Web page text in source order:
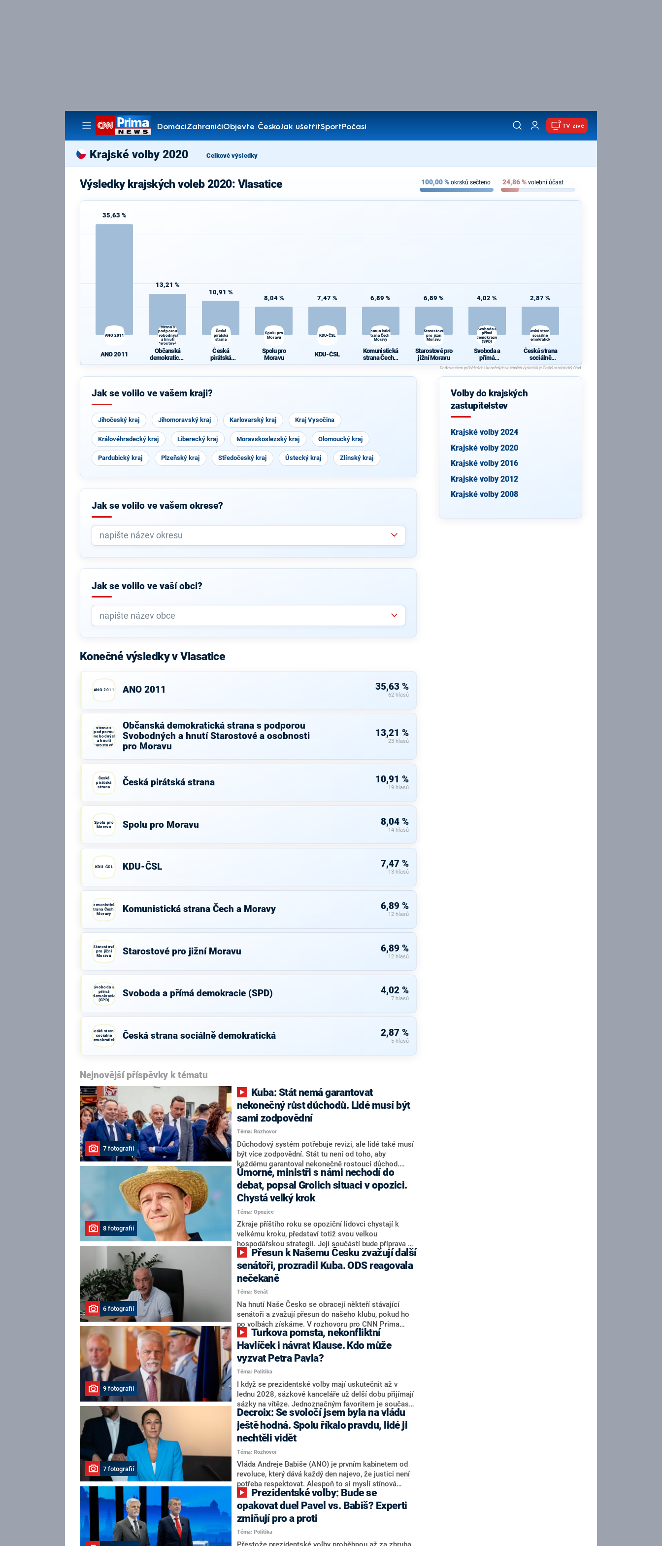
DomácíZahraničíObjevte ČeskoJak ušetřitSportPočasí
Pořady
TV živě
Krajské volby 2020 Celkové výsledky
Výsledky krajských voleb 2020: Vlasatice 100,00% okrsků sečteno 24,86% volební účast
35,63 %
ANO 2011
ANO 2011
13,21 %
strana s
podporou
Svobodných
a hnutí
Starostové a
osobnosti
pro Moravu
Občanská
demokratická
Svobodných a
Starostové a
10,91 %
Česká
pirátská
strana
Česká
pirátská
8,04 %
Spolu pro
Moravu
Spolu pro
Moravu
7,47 %
KDU-ČSL
KDU-ČSL
6,89 %
Komunistická
strana Čech a
Moravy
Komunistická
strana Čech a
Moravy
6,89 %
Starostové
pro jižní
Moravu
Starostové pro
jižní Moravu
4,02 %
Svoboda a
přímá
demokracie
(SPD)
Svoboda a
přímá
demokracie
(SPD)
2,87 %
Česká strana
sociálně
demokratická
Česká strana
sociálně
demokratická
Jak se volilo ve vašem kraji?
Jihočeský kraj Jihomoravský kraj Karlovarský kraj Kraj Vysočina
Královéhradecký kraj Liberecký kraj Moravskoslezský kraj Olomoucký kraj
Pardubický kraj Plzeňský kraj Středočeský kraj Ústecký kraj Zlínský kraj
Jak se volilo ve vašem okrese?
Jak se volilo ve vaší obci?
Konečné výsledky v Vlasatice
ANO 2011 ANO 2011 35,63 %
62 hlasů
strana s
podporou
Svobodných
a hnutí
Starostové a
osobnosti
Občanská demokratická strana s podporou
Svobodných a hnutí Starostové a osobnosti
pro Moravu
13,21 %
23 hlasů
Česká
pirátská
strana
Česká pirátská strana 10,91 %
19 hlasů
Spolu pro
Moravu
Spolu pro Moravu 8,04 %
14 hlasů
KDU-ČSL KDU-ČSL 7,47 %
13 hlasů
Komunistická
strana Čech a
Moravy
Komunistická strana Čech a Moravy 6,89 %
12 hlasů
Starostové
pro jižní
Moravu
Starostové pro jižní Moravu 6,89 %
12 hlasů
Svoboda a
přímá
demokracie
(SPD)
Svoboda a přímá demokracie (SPD) 4,02 %
7 hlasů
Česká strana
sociálně
demokratická
Česká strana sociálně demokratická 2,87 %
5 hlasů
Nejnovější příspěvky k tématu
7 fotografií
nekonečný růst důchodů. Lidé musí být
sami zodpovědní
Téma: Rozhovor
Důchodový systém potřebuje revizi, ale lidé také musí
být více zodpovědní. Stát tu není od toho, aby
každému garantoval nekonečně rostoucí důchod.
Chybí tu nový systém a my ho představíme,řekl
hejtman Jihočeského kraje a předseda hnutí Naše
Česko Martin Kuba v rozhovoru pro CNN Prima NEWS.
V čele státu pak podle něj nemůže být člověk, který by
střetem zájmů omezoval čerpání financí a rozvoj,
dodal. Řešení u Andreje Babiše ale hodnotit nechtěl.
8 fotografií
Úmorné, ministři s námi nechodí do
debat, popsal Grolich situaci v opozici.
Chystá velký krok
Téma: Opozice
Zkraje příštího roku se opoziční lidovci chystají k
velkému kroku, představí totiž svou velkou
hospodářskou strategii. Její součástí bude příprava na
stárnutí populace, řekl ve středu na setkání s novináři
nový předseda lidovců Jan Grolich. Ten zároveň v
senátních volbách kandiduje ve Vyškově. Popsal i
aktivitu opozice, o níž vládní strany nebo političtí
komentátoři mluví jako o slabé a v defenzivě. „Je to
úmorná práce upozorňovat na chyby vlády. Ministři s
námi navíc nechodí do debat. Chceme ale ukazovat
svoje témata,“ odpověděl Grolich na dotaz CNN Prima
NEWS.
6 fotografií
senátoři, prozradil Kuba. ODS reagovala
nečekaně
Téma: Senát
Na hnutí Naše Česko se obracejí někteří stávající
senátoři a zvažují přesun do našeho klubu, pokud ho
po volbách získáme. V rozhovoru pro CNN Prima
NEWS to řekl zakladatel hnutí a jihočeský hejtman
Martin Kuba. Konkrétní nebyl, ale získat by takto mohl
například senátora Zdeňka Hrabu, který je dnes
součástí klubu ODS a TOP 09. Hraba to na dotaz
redakce nevyloučil. Předseda klubu senátorů ODS
Zdeněk Nytra redakci řekl, že počítá s odchodem
některých senátorů z klubu a že Naše Česko není
nepřítel, ale soupeř.
9 fotografií
Havlíček i návrat Klause. Kdo může
vyzvat Petra Pavla?
Téma: Politika
I když se prezidentské volby mají uskutečnit až v
lednu 2028, sázkové kanceláře už delší dobu přijímají
sázky na vítěze. Jednoznačným favoritem je současná
hlava státu Petr Pavel. Daleko za ním pak bookmakeři
zmiňují dva výrazné politiky ANO, tedy premiéra
Andreje Babiše a ministra průmyslu Karla Havlíčka.
Oblíbeným tipem samotných sázkařů je poslanec za
Motoristy Filip Turek. Politolog Jan Kubáček nicméně
o případné kandidatuře kohokoliv ze zmíněné trojice
značně pochybuje. Podle něj současná koalice dosud
nemá osobu, která by Pavlovi mohla konkurovat.
7 fotografií
Decroix: Se svoločí jsem byla na vládu
ještě hodná. Spolu říkalo pravdu, lidé ji
nechtěli vidět
Téma: Rozhovor
Vláda Andreje Babiše (ANO) je prvním kabinetem od
revoluce, který dává každý den najevo, že justici není
potřeba respektovat. Alespoň to si myslí stínová
ministryně spravedlnosti ODS Eva Decroix. V
rozhovoru pro CNN Prima NEWS si nebrala servítky
ohledně politického výkonu svého nástupce Jeronýma
Tejce (za ANO) či vládní zmocněnkyně pro lidská
práva Taťány Malé (ANO). Označením „svoloč“ na
adresu vlády prý byla ještě hodná. Decroix se také
opakovat duel Pavel vs. Babiš? Experti
zmiňují pro a proti
Téma: Politika
Volby do krajských
zastupitelstev
Krajské volby 2024
Krajské volby 2020
Krajské volby 2016
Krajské volby 2012
Krajské volby 2008